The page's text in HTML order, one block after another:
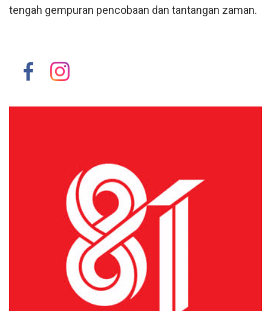
tengah gempuran pencobaan dan tantangan zaman.